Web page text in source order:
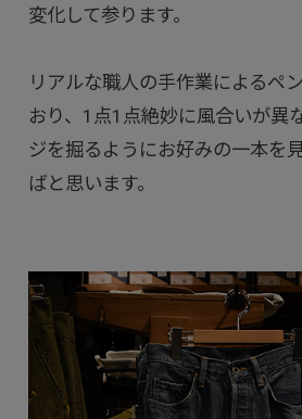
変化して参ります。
リアルな職人の手作業によるペ
おり、1点1点絶妙に風合いが異
ジを掘るようにお好みの一本を
ばと思います。